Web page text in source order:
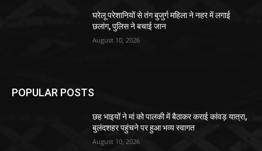
घरेलू परेशानियों से तंग बुजुर्ग महिला ने नहर में लगाई
छलांग, पुलिस ने बचाई जान
August 10, 2026
POPULAR POSTS
छह भाइयों ने मां को पालकी में बैठाकर कराई कांवड़ यात्रा,
बुलंदशहर पहुंचने पर हुआ भव्य स्वागत
August 10, 2026